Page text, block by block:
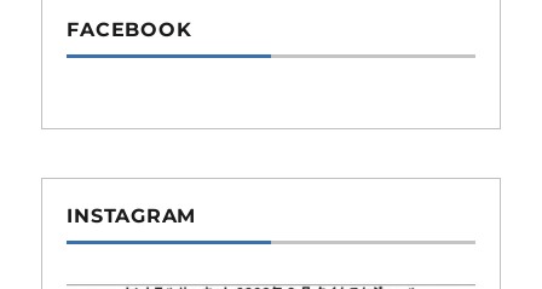
FACEBOOK
INSTAGRAM